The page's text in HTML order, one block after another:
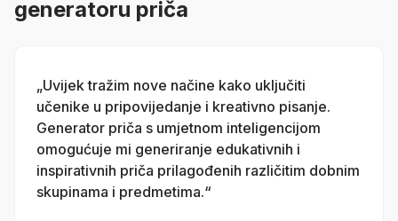
generatoru priča
„Uvijek tražim nove načine kako uključiti
učenike u pripovijedanje i kreativno pisanje.
Generator priča s umjetnom inteligencijom
omogućuje mi generiranje edukativnih i
inspirativnih priča prilagođenih različitim dobnim
skupinama i predmetima.“